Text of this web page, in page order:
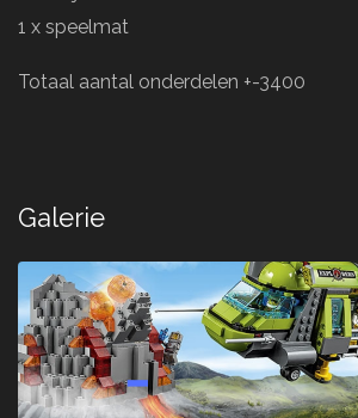
1 x speelmat
Totaal aantal onderdelen +-3400
Galerie